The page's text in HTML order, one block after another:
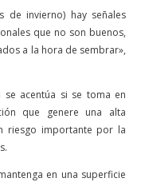
de invierno) hay señales
que no son buenos,
a la hora de sembrar»,
se acentúa si se toma en
que genere una alta
riesgo importante por la
en una superficie